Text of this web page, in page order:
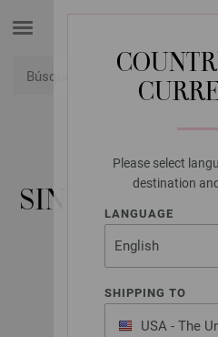
Please select
destination
LANGUAGE
SHIPPING TO
USA - The
LANA
SINCHENS
Otoño/